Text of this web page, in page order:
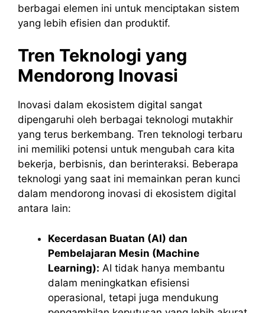
berbagai elemen ini untuk menciptakan sistem
yang lebih efisien dan produktif.
Tren Teknologi yang
Mendorong Inovasi
Inovasi dalam ekosistem digital sangat
dipengaruhi oleh berbagai teknologi mutakhir
yang terus berkembang. Tren teknologi terbaru
ini memiliki potensi untuk mengubah cara kita
bekerja, berbisnis, dan berinteraksi. Beberapa
teknologi yang saat ini memainkan peran kunci
dalam mendorong inovasi di ekosistem digital
antara lain:
Kecerdasan Buatan (AI) dan
Pembelajaran Mesin (Machine
Learning): AI tidak hanya membantu
dalam meningkatkan efisiensi
operasional, tetapi juga mendukung